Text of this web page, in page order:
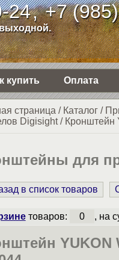
24,+7
купить Оплата
страница / Каталог/
Digisight/ Кронштейн
для
в список товаров
товаров: 0 , на
YUKON